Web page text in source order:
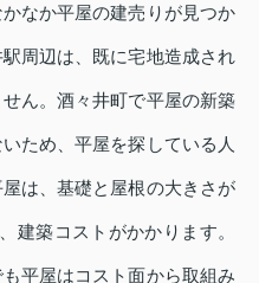
なか平屋の建売りが見つか
周辺は、既に宅地造成され
ん。酒々井町で平屋の新築
ため、平屋を探している人
は、基礎と屋根の大きさが
建築コストがかかります。
平屋はコスト面から取組み